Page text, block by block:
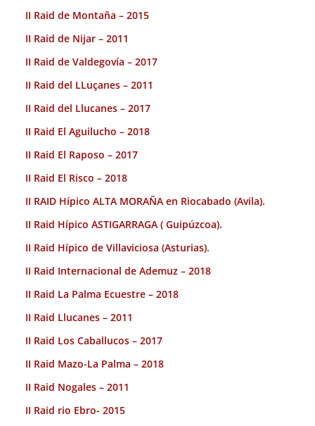
II Raid de Montaña – 2015
II Raid de Nijar – 2011
II Raid de Valdegovía – 2017
II Raid del LLuçanes – 2011
II Raid del Llucanes – 2017
II Raid El Aguilucho – 2018
II Raid El Raposo – 2017
II Raid El Risco – 2018
II RAID Hípico ALTA MORAÑA en Riocabado (Avila).
II Raid Hípico ASTIGARRAGA ( Guipúzcoa).
II Raid Hípico de Villaviciosa (Asturias).
II Raid Internacional de Ademuz – 2018
II Raid La Palma Ecuestre – 2018
II Raid Llucanes – 2011
II Raid Los Caballucos – 2017
II Raid Mazo-La Palma – 2018
II Raid Nogales – 2011
II Raid rio Ebro- 2015